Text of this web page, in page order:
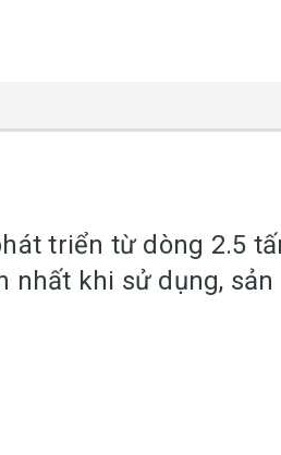
triển từ dòng 2.5
khi sử dụng,